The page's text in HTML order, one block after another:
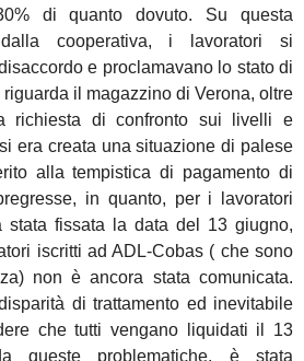
di quanto dovuto. Su questa
cooperativa, i lavoratori si
e proclamavano lo stato di
il magazzino di Verona, oltre
richiesta di confronto sui livelli e
era creata una situazione di palese
alla tempistica di pagamento di
in quanto, per i lavoratori
stata fissata la data del 13 giugno,
iscritti ad ADL-Cobas ( che sono
non è ancora stata comunicata.
di trattamento ed inevitabile
che tutti vengano liquidati il 13
queste problematiche, è stata